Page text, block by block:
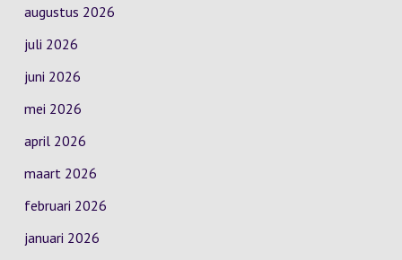
augustus 2026
juli 2026
juni 2026
mei 2026
april 2026
maart 2026
februari 2026
januari 2026